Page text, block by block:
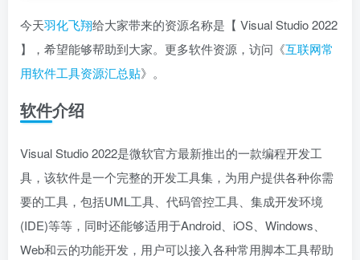
今天羽化飞翔给大家带来的资源名称是【 Visual Studio 2022
】，希望能够帮助到大家。更多软件资源，访问《互联网常
用软件工具资源汇总贴》。
软件介绍
Visual Studio 2022是微软官方最新推出的一款编程开发工
具，该软件是一个完整的开发工具集，为用户提供各种你需
要的工具，包括UML工具、代码管控工具、集成开发环境
(IDE)等等，同时还能够适用于Android、iOS、Windows、
Web和云的功能开发，用户可以接入各种常用脚本工具帮助